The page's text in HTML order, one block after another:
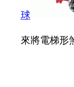
球
來將電梯形